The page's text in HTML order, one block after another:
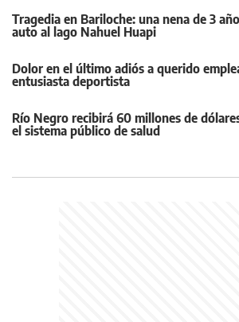
Tragedia en Bariloche: una nena de 3
auto al lago Nahuel Huapi
Dolor en el último adiós a querido
entusiasta deportista
Río Negro recibirá 60 millones de
el sistema público de salud